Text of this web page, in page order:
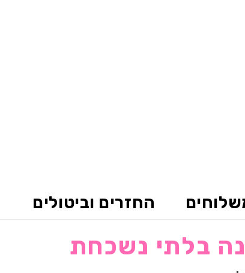
החזרים וביטולים
בלתי נשכחת